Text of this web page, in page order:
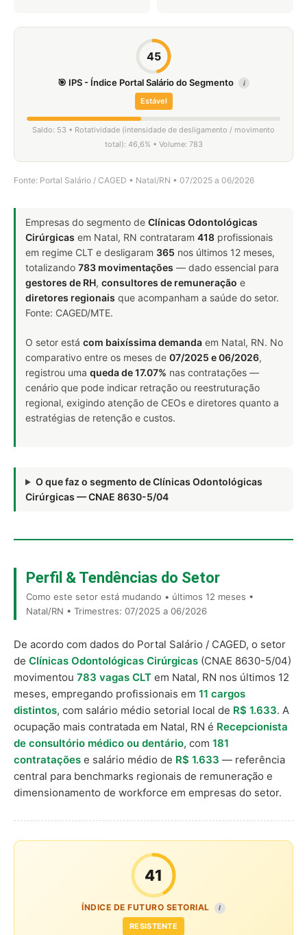
45
🎯 IPS - Índice Portal Salário do Segmento i
Estável
Saldo: 53 • Rotatividade (intensidade de desligamento / movimento
total): 46,6% • Volume: 783
Fonte: Portal Salário / CAGED • Natal/RN • 07/2025 a 06/2026
Empresas do segmento de Clínicas Odontológicas
Cirúrgicas em Natal, RN contrataram 418 profissionais
em regime CLT e desligaram 365 nos últimos 12 meses,
totalizando 783 movimentações — dado essencial para
gestores de RH, consultores de remuneração e
diretores regionais que acompanham a saúde do setor.
Fonte: CAGED/MTE.
O setor está com baixíssima demanda em Natal, RN. No
comparativo entre os meses de 07/2025 e 06/2026,
registrou uma queda de 17.07% nas contratações —
cenário que pode indicar retração ou reestruturação
regional, exigindo atenção de CEOs e diretores quanto a
estratégias de retenção e custos.
O que faz o segmento de Clínicas Odontológicas
Cirúrgicas — CNAE 8630-5/04
Perfil & Tendências do Setor
Como este setor está mudando • últimos 12 meses •
Natal/RN • Trimestres: 07/2025 a 06/2026
De acordo com dados do Portal Salário / CAGED, o setor
de Clínicas Odontológicas Cirúrgicas (CNAE 8630-5/04)
movimentou 783 vagas CLT em Natal, RN nos últimos 12
meses, empregando profissionais em 11 cargos
distintos, com salário médio setorial local de R$ 1.633. A
ocupação mais contratada em Natal, RN é Recepcionista
de consultório médico ou dentário, com 181
contratações e salário médio de R$ 1.633 — referência
central para benchmarks regionais de remuneração e
dimensionamento de workforce em empresas do setor.
41
ÍNDICE DE FUTURO SETORIAL I
RESISTENTE